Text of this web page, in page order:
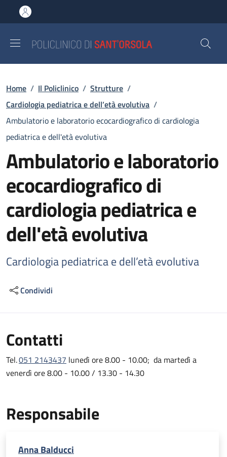
al contenuto principale
to footer content
Briciole di pane
Home / Il Policlinico / Strutture /
Cardiologia pediatrica e dell’età evolutiva /
Ambulatorio e laboratorio ecocardiografico di cardiologia
pediatrica e dell'età evolutiva
Ambulatorio e laboratorio
ecocardiografico di
cardiologia pediatrica e
dell'età evolutiva
Cardiologia pediatrica e dell’età evolutiva
Condividi
Contatti
Tel.051 2143437 lunedì ore 8.00 - 10.00; da martedì a
venerdì ore 8.00 - 10.00 / 13.30 - 14.30
Responsabile
Anna Balducci